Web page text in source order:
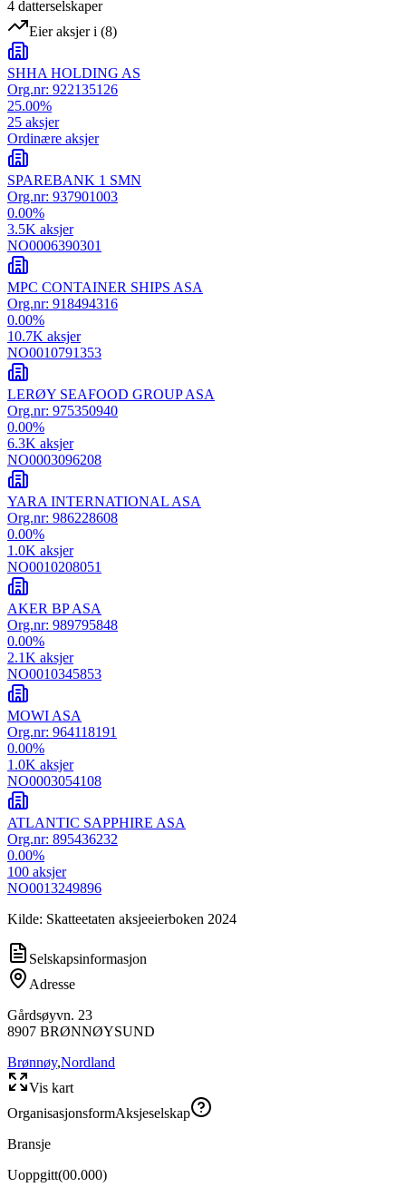
4 datterselskaper
Eier aksjer i (8)
SHHA HOLDING AS
Org.nr: 922135126
25.00%
25 aksjer
Ordinære aksjer
SPAREBANK 1 SMN
Org.nr: 937901003
0.00%
3.5K aksjer
NO0006390301
MPC CONTAINER SHIPS ASA
Org.nr: 918494316
0.00%
10.7K aksjer
NO0010791353
LERØY SEAFOOD GROUP ASA
Org.nr: 975350940
0.00%
6.3K aksjer
NO0003096208
YARA INTERNATIONAL ASA
Org.nr: 986228608
0.00%
1.0K aksjer
NO0010208051
AKER BP ASA
Org.nr: 989795848
0.00%
2.1K aksjer
NO0010345853
MOWI ASA
Org.nr: 964118191
0.00%
1.0K aksjer
NO0003054108
ATLANTIC SAPPHIRE ASA
Org.nr: 895436232
0.00%
100 aksjer
NO0013249896
Kilde: Skatteetaten aksjeeierboken 2024
Selskapsinformasjon
Adresse
Gårdsøyvn. 23
8907 BRØNNØYSUND
Brønnøy,Nordland
Vis kart
OrganisasjonsformAksjeselskap
Bransje
Uoppgitt(00.000)